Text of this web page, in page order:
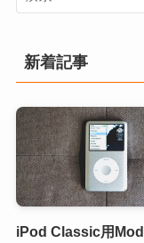
新着記事
iPod Classic用Mod